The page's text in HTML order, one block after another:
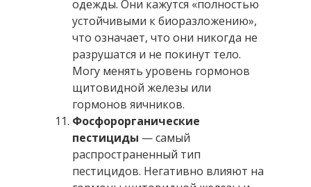
одежды. Они кажутся «полностью
устойчивыми к биоразложению»,
что означает, что они никогда не
разрушатся и не покинут тело.
Могу менять уровень гормонов
щитовидной железы или
гормонов яичников.
Фосфорорганические
пестициды — самый
распространенный тип
пестицидов. Негативно влияют на